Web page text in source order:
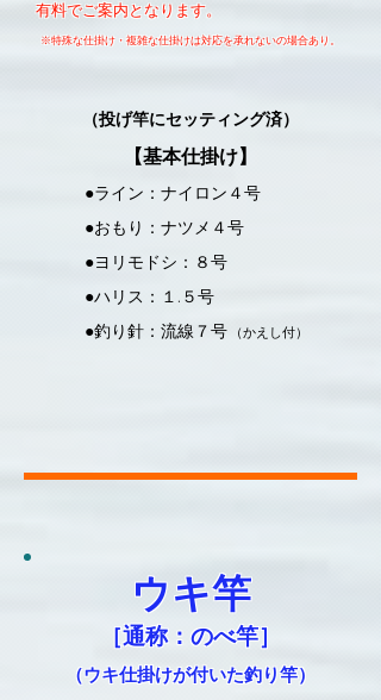
有料でご案内となります。
※特殊な仕掛け・複雑な仕掛けは対応を承れないの場合あり。
（投げ竿にセッティング済）
【基本仕掛け】
●ライン：ナイロン４号
●おもり：ナツメ４号
●ヨリモドシ：８号
●ハリス：１.５号
●釣り針：流線７号
（かえし付）
ウキ竿
［通称：のべ竿］
​（ウキ仕掛けが付いた釣り竿）